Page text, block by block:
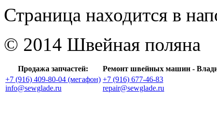
Страница находится в
© 2014 Швейная поляна
Продажа запчастей:
Ремонт швейных машин -
+7 (916) 409-80-04 (мегафон)
info@sewglade.ru
+7 (916) 677-46-83
repair@sewglade.ru